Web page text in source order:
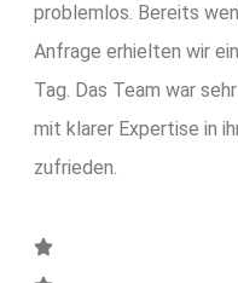
problemlos. Bereits
Anfrage erhielten wir
Tag. Das Team war
mit klarer Expertise in
zufrieden.